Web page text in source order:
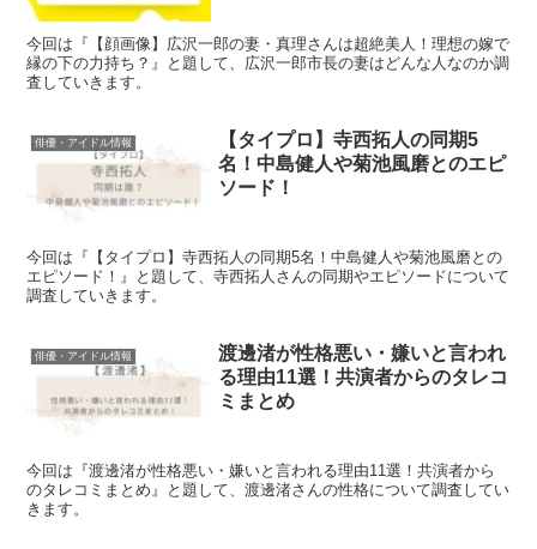
今回は『【顔画像】広沢一郎の妻・真理さんは超絶美人！理想の嫁で
縁の下の力持ち？』と題して、広沢一郎市長の妻はどんな人なのか調
査していきます。
俳優・アイドル情報
【タイプロ】寺西拓人の同期5
名！中島健人や菊池風磨とのエピ
ソード！
今回は『【タイプロ】寺西拓人の同期5名！中島健人や菊池風磨との
エピソード！』と題して、寺西拓人さんの同期やエピソードについて
調査していきます。
俳優・アイドル情報
渡邊渚が性格悪い・嫌いと言われ
る理由11選！共演者からのタレコ
ミまとめ
今回は『渡邊渚が性格悪い・嫌いと言われる理由11選！共演者から
のタレコミまとめ』と題して、渡邊渚さんの性格について調査してい
きます。